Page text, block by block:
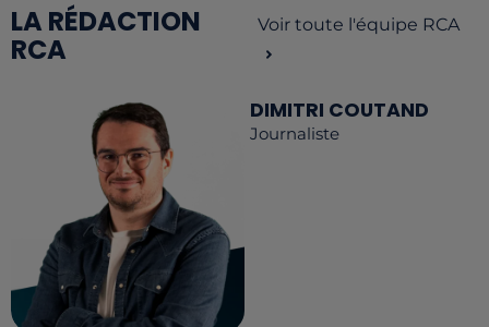
LA RÉDACTION
RCA
Voir toute l'équipe RCA
DIMITRI COUTAND
Journaliste